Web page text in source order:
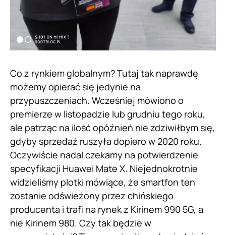
Co z rynkiem globalnym? Tutaj tak naprawdę
możemy opierać się jedynie na
przypuszczeniach. Wcześniej mówiono o
premierze w listopadzie lub grudniu tego roku,
ale patrząc na ilość opóźnień nie zdziwiłbym się,
gdyby sprzedaż ruszyła dopiero w 2020 roku.
Oczywiście nadal czekamy na potwierdzenie
specyfikacji Huawei Mate X. Niejednokrotnie
widzieliśmy plotki mówiące, że smartfon ten
zostanie odświeżony przez chińskiego
producenta i trafi na rynek z Kirinem 990 5G, a
nie Kirinem 980. Czy tak będzie w